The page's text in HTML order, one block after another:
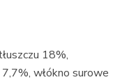
18%,
włókno surowe